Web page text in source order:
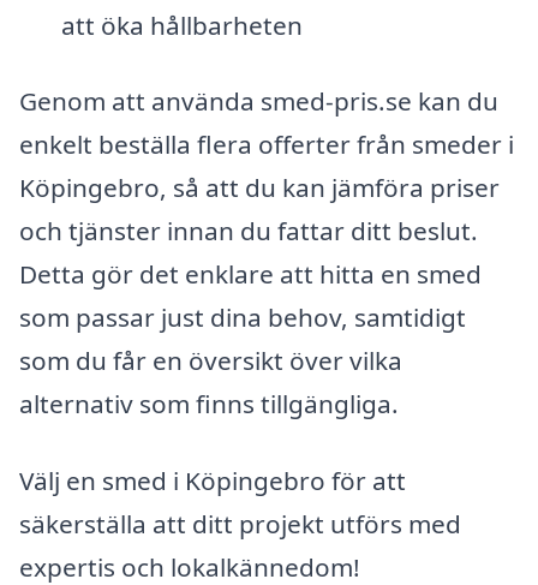
att öka hållbarheten
Genom att använda smed-pris.se kan du
enkelt beställa flera offerter från smeder i
Köpingebro, så att du kan jämföra priser
och tjänster innan du fattar ditt beslut.
Detta gör det enklare att hitta en smed
som passar just dina behov, samtidigt
som du får en översikt över vilka
alternativ som finns tillgängliga.
Välj en smed i Köpingebro för att
säkerställa att ditt projekt utförs med
expertis och lokalkännedom!